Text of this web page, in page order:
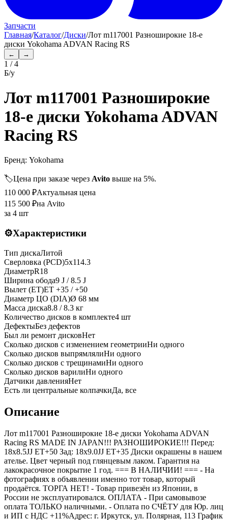
Запчасти
Главная/Каталог/Диски/Лот m117001 Разноширокие 18-е
диски Yokohama ADVAN Racing RS
← →
1 /4
Б/у
Лот m117001 Разноширокие
18-е диски Yokohama ADVAN
Racing RS
Бренд: Yokohama
🏷️Цена при заказе через Avito выше на 5%.
110 000 ₽Актуальная цена
115 500 ₽на Avito
за 4 шт
⚙️Характеристики
Тип дискаЛитой
Сверловка (PCD)5x114.3
ДиаметрR18
Ширина обода9 J / 8.5 J
Вылет (ET)ET +35 / +50
Диаметр ЦО (DIA)Ø 68 мм
Масса диска8.8 / 8.3 кг
Количество дисков в комплекте4 шт
ДефектыБез дефектов
Был ли ремонт дисковНет
Сколько дисков с изменением геометрииНи одного
Сколько дисков выпрямлялиНи одного
Сколько дисков с трещинамиНи одного
Сколько дисков варилиНи одного
Датчики давленияНет
Есть ли центральные колпачкиДа, все
Описание
Лот m117001 Разноширокие 18-е диски Yokohama ADVAN
Racing RS MADE IN JAPAN!!! РАЗНОШИРОКИЕ!!! Перед:
18х8.5JJ ET+50 Зад: 18х9.0JJ ET+35 Диски окрашены в нашем
ателье. Цвет черный под глянцевым лаком. Гарантия на
лакокрасочное покрытие 1 год. === B НАЛИЧИИ! === - На
фотографиях в объявлении именно тот товар, который
продаётся. ТОРГА НЕТ! - Товар привезён из Японии, в
России не эксплуатировался. ОПЛАТА - При самовывозе
оплата ТОЛЬКО наличными. - Оплата по СЧЁТУ для Юр. лиц
и ИП с НДС +11%Адрес: г. Иркутск, ул. Полярная, 113 График